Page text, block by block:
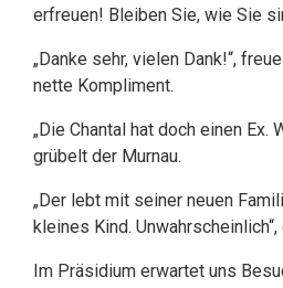
erfreuen! Bleiben Sie, wie Sie
„Danke sehr, vielen Dank!“,
nette Kompliment.
„Die Chantal hat doch einen Ex.
grübelt der Murnau.
„Der lebt mit seiner neuen
kleines Kind.
Im Präsidium erwartet uns